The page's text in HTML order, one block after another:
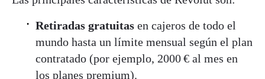
Retiradas gratuitas en cajeros de todo el
mundo hasta un límite mensual según el plan
contratado (por ejemplo, 2000 € al mes en
los planes premium).